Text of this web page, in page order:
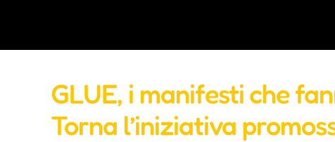
GLUE, i manifesti che
Torna l’iniziativa